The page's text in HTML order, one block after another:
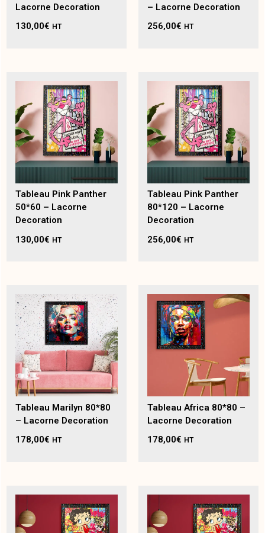
Lacorne Decoration
130,00€ HT
– Lacorne Decoration
256,00€ HT
Tableau Pink Panther
50*60 – Lacorne
Decoration
130,00€ HT
Tableau Pink Panther
80*120 – Lacorne
Decoration
256,00€ HT
Tableau Marilyn 80*80
– Lacorne Decoration
178,00€ HT
Tableau Africa 80*80 –
Lacorne Decoration
178,00€ HT